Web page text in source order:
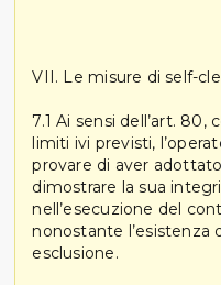
VII. Le misure di self-
7.1 Ai sensi dell’art.
limiti ivi previsti,
provare di aver
dimostrare la sua
nell’esecuzione del
nonostante
esclusione.